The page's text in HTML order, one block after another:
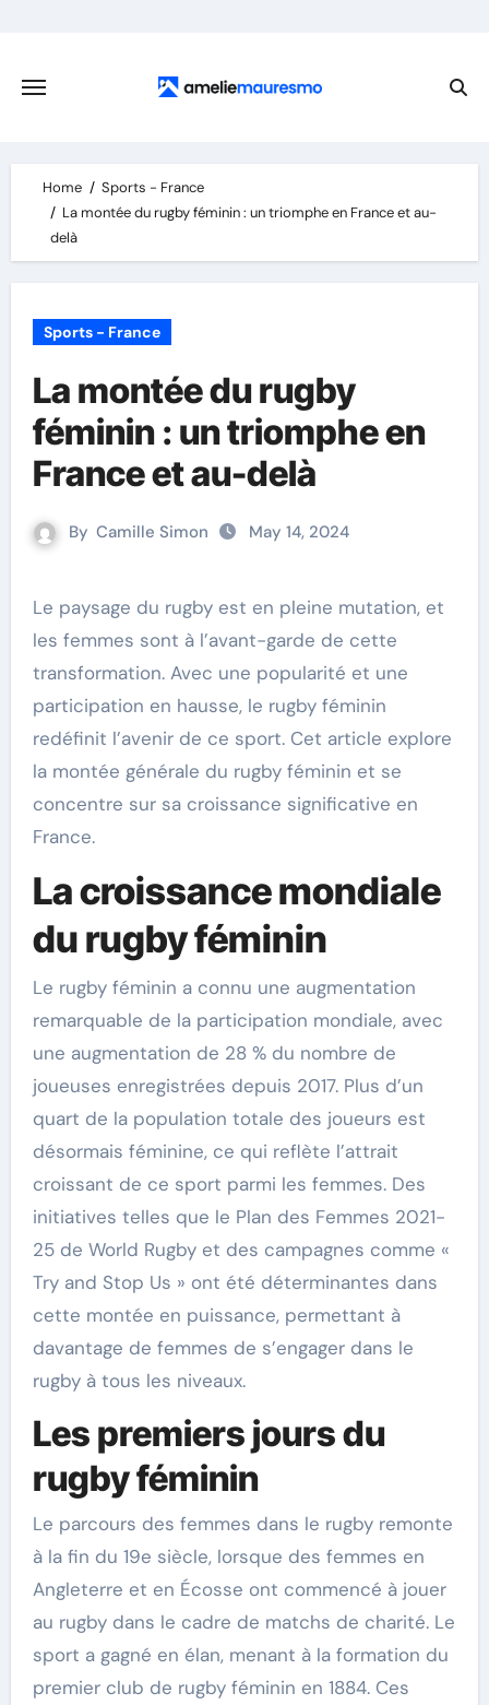
content
Home
Sports - France
La montée du rugby féminin : un triomphe en France et au-
delà
Sports - France
La montée du rugby
féminin : un triomphe en
France et au-delà
By Camille Simon May 14, 2024
Le paysage du rugby est en pleine mutation, et
les femmes sont à l’avant-garde de cette
transformation. Avec une popularité et une
participation en hausse, le rugby féminin
redéfinit l’avenir de ce sport. Cet article explore
la montée générale du rugby féminin et se
concentre sur sa croissance significative en
France.
La croissance mondiale
du rugby féminin
Le rugby féminin a connu une augmentation
remarquable de la participation mondiale, avec
une augmentation de 28 % du nombre de
joueuses enregistrées depuis 2017. Plus d’un
quart de la population totale des joueurs est
désormais féminine, ce qui reflète l’attrait
croissant de ce sport parmi les femmes. Des
initiatives telles que le Plan des Femmes 2021-
25 de World Rugby et des campagnes comme «
Try and Stop Us » ont été déterminantes dans
cette montée en puissance, permettant à
davantage de femmes de s’engager dans le
rugby à tous les niveaux.
Les premiers jours du
rugby féminin
Le parcours des femmes dans le rugby remonte
à la fin du 19e siècle, lorsque des femmes en
Angleterre et en Écosse ont commencé à jouer
au rugby dans le cadre de matchs de charité. Le
sport a gagné en élan, menant à la formation du
premier club de rugby féminin en 1884. Ces